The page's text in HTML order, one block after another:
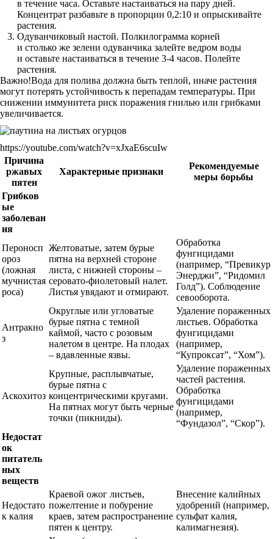
в течение часа. Оставьте настаиваться на пару дней.
Концентрат разбавьте в пропорции 0,2:10 и опрыскивайте
растения.
Одуванчиковый настой. Полкилограмма корней
и столько же зелени одуванчика залейте ведром воды
и оставьте настаиваться в течение 3-4 часов. Полейте
растения.
Важно!Вода для полива должна быть теплой, иначе растения
могут потерять устойчивость к перепадам температуры. При
снижении иммунитета риск поражения гнилью или грибками
увеличивается.
https://youtube.com/watch?v=xJxaE6scuIw
Причина
ржавых
пятен
Характерные признаки
Рекомендуемые
меры борьбы
Грибков
ые
заболеван
ия
Пероносп
ороз
(ложная
мучнистая
роса)
Желтоватые, затем бурые
пятна на верхней стороне
листа, с нижней стороны –
серовато-фиолетовый налет.
Листья увядают и отмирают.
Обработка
фунгицидами
(например, “Превикур
Энерджи”, “Ридомил
Голд”). Соблюдение
севооборота.
Антракно
з
Округлые или угловатые
бурые пятна с темной
каймой, часто с розовым
налетом в центре. На плодах
– вдавленные язвы.
Удаление пораженных
листьев. Обработка
фунгицидами
(например,
“Купроксат”, “Хом”).
Аскохитоз
Крупные, расплывчатые,
бурые пятна с
концентрическими кругами.
На пятнах могут быть черные
точки (пикниды).
Удаление пораженных
частей растения.
Обработка
фунгицидами
(например,
“Фундазол”, “Скор”).
Недостат
ок
питатель
ных
веществ
Недостато
к калия
Краевой ожог листьев,
пожелтение и побурение
краев, затем распространение
пятен к центру.
Внесение калийных
удобрений (например,
сульфат калия,
калимагнезия).